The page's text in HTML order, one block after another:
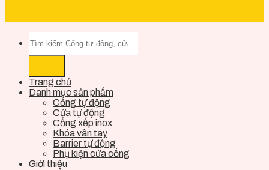
Trang chủ
Danh mục sản phẩm
Cổng tự động
Cửa tự động
Cổng xếp inox
Khóa vân tay
Barrier tự động
Phụ kiện cửa cổng
Giới thiệu